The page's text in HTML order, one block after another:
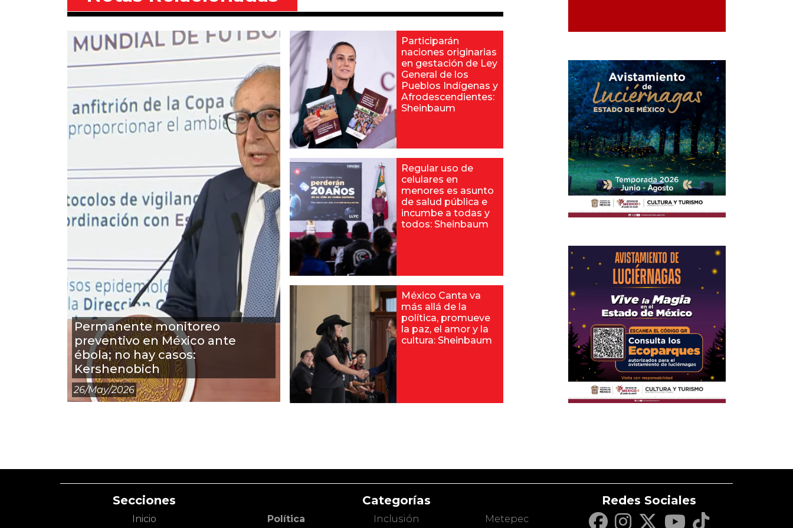
Permanente monitoreo
preventivo en México ante
ébola; no hay casos:
Kershenobich
26/may/2026
Participarán
naciones originarias
en gestación de Ley
General de los
Pueblos Indígenas y
Afrodescendientes:
Sheinbaum
Regular uso de
celulares en
menores es asunto
de salud pública e
incumbe a todas y
todos: Sheinbaum
México Canta va
más allá de la
política, promueve
la paz, el amor y la
cultura: Sheinbaum
Secciones
Inicio
Categorías
Política
Inclusión
Metepec
Redes Sociales